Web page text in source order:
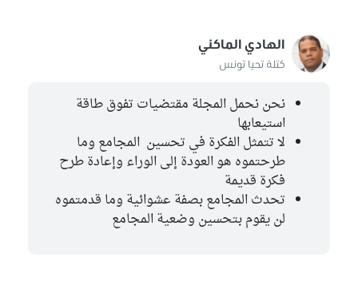
الهادي الماكني
كتلة تحيا تونس
نحن نحمل المجلة مقتضيات تفوق طاقة
استيعابها
لا تتمثل الفكرة في تحسين المجامع وما
طرحتموه هو العودة إلى الوراء وإعادة طرح
فكرة قديمة
تحدث المجامع بصفة عشوائية وما قدمتموه
لن يقوم بتحسين وضعية المجامع